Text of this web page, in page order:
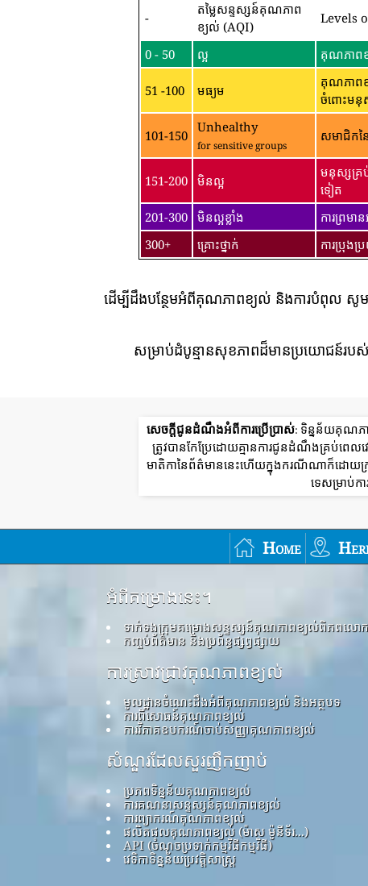
-
តម្លៃសន្ទស្សន៍គុណភាព
ខ្យល់ (AQI)
Levels
0 - 50 ល្អ គុណភាពខ្
51 -100 មធ្យម
គុណភាពខ្
ចំពោះមនុ
101-150
Unhealthy
for sensitive groups
សមាជិកន
151-200 មិនល្អ
មនុស្សគ្រ
ទៀត
201-300 មិនល្អខ្លាំង
ការព្រម
300+
គ្រោះថ្នាក់ ការប្រុង
ដើម្បីដឹងបន្ថែមអំពីគុណភាពខ្យល់ និងការបំពុល សូ
សម្រាប់ដំបូន្មានសុខភាពដ៏មានប្រយោជន៍រប
សេចក្តីជូនដំណឹងអំពីការប្រើប្រាស់: ទិន្នន័យគុណភា
ត្រូវបានកែប្រែដោយគ្មានការជូនដំណឹងគ្រប់ព
មាតិកានៃព័ត៌មាននេះហើយក្នុងករណីណាក៏ដោយក្
ទេសម្រាប់
Home
អំពីគម្រោងនេះ។
ទាក់ទងក្រុមគម្រោងសន្ទស្សន៍គុណភាពខ្យល់ពិភពលោក
កញ្ចប់ព័ត៌មាន និងប្រព័ន្ធផ្សព្វផ្សាយ
ការស្រាវជ្រាវគុណភាពខ្យល់
មូលដ្ឋានចំណេះដឹងអំពីគុណភាពខ្យល់ និងអត្ថបទ
ការពិសោធន៍គុណភាពខ្យល់
ការវិភាគឧបករណ៍ចាប់សញ្ញាគុណភាពខ្យល់
សំណួរដែលសួរញឹកញាប់
ប្រភពទិន្នន័យគុណភាពខ្យល់
ការគណនាសន្ទស្សន៍គុណភាពខ្យល់
ការព្យាករណ៍គុណភាពខ្យល់
ផលិតផលគុណភាពខ្យល់ (ម៉ាស ម៉ូនីទ័រ...)
API (ចំណុចប្រទាក់កម្មវិធីកម្មវិធី)
វេទិកាទិន្នន័យប្រវត្តិសាស្ត្រ